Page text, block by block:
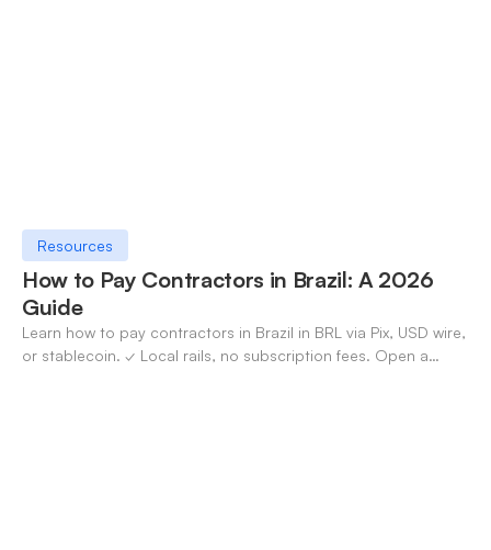
Resources
How to Pay Contractors in Brazil: A 2026
Guide
Learn how to pay contractors in Brazil in BRL via Pix, USD wire,
or stablecoin. ✓ Local rails, no subscription fees. Open a